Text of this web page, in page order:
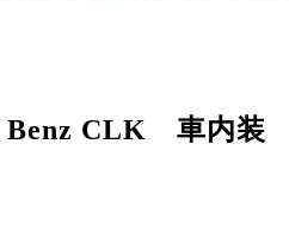
Benz CLK 車内装